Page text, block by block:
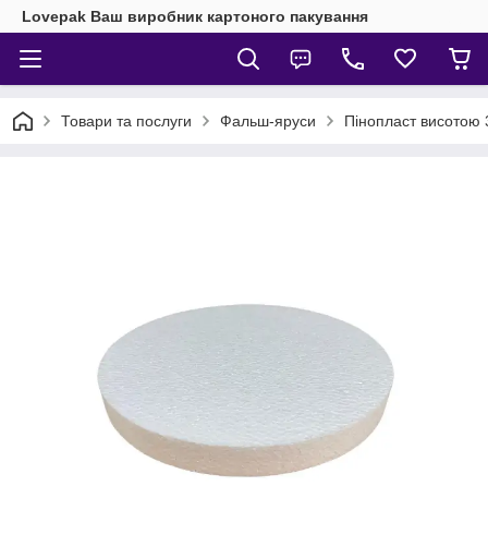
Lovepak Ваш виробник картоного пакування
Товари та послуги Фальш-яруси Пінопласт